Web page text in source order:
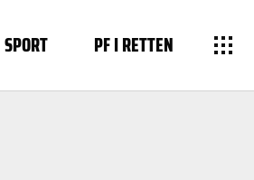
SPORT PF I RETTEN